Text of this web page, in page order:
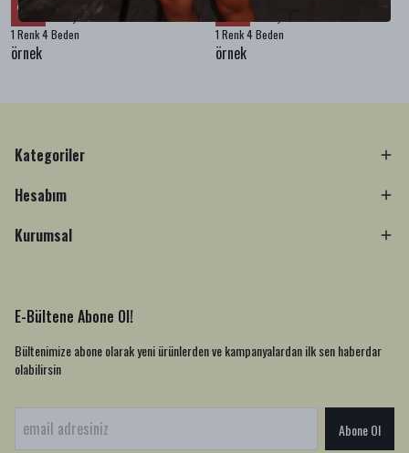
% ₺ 1,609.99
1 Renk 4 Beden
örnek
% 30
1 Renk 4 Beden
örnek
Kategoriler
Hesabım
Kurumsal
E-Bültene Abone Ol!
Bültenimize abone olarak yeni ürünlerden ve kampanyalardan ilk sen haberdar
olabilirsin
Abone Ol